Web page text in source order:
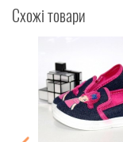
Схожі товари